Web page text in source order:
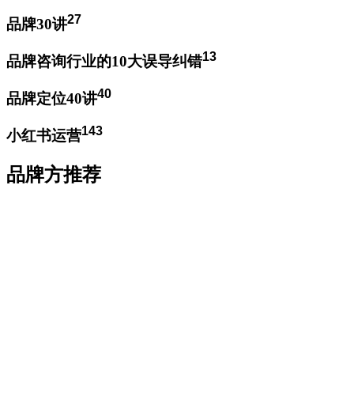
品牌30讲27
品牌咨询行业的10大误导纠错13
品牌定位40讲40
小红书运营143
品牌方推荐